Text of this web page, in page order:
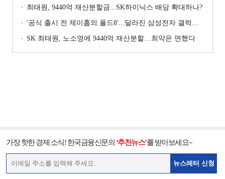
최태원, 9440억 재산분할금...SK하이닉스 배당 확대하나?
'공식 출시 전 제이홉의 폴드8'...달라진 삼성전자 갤럭시 마케팅?
SK 최태원, 노소영에 9440억 재산분할…최악은 면했다
가장 핫한 경제 소식! 한국금융신문의 ‘추천뉴스’를 받아보세요~
뉴스레터 신청